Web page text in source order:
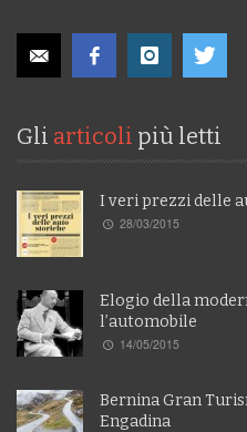
Gli articoli più letti
I veri prezzi delle
28/03/2015
Elogio della
l’automobile
14/05/2015
Bernina Gran
Engadina